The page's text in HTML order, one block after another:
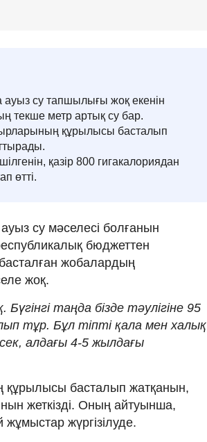
ауыз су тапшылығы жоқ екенін
текше метр артық су бар.
құрылысы басталып
қазір 800 гигакалориядан
өтті.
су мәселесі болғанын
бюджеттен
жобалардың
жоқ.
таңда бізде тәулігіне 95
тұр. Бұл тіпті қала мен халық
алдағы 4-5 жылдағы
құрылысы басталып жатқанын,
жеткізді. Оның айтуынша,
жүргізілуде.